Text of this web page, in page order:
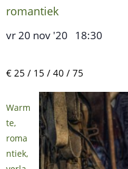
romantiek
vr 20 nov '20 18:30
€ 25 / 15 / 40 / 75
Warm
te,
roma
ntiek,